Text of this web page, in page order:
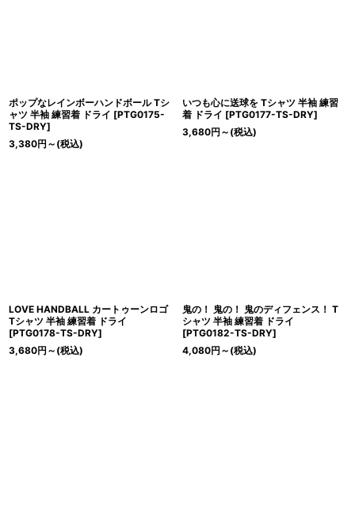
ポップなレインボーハンドボール Tシ
ャツ 半袖 練習着 ドライ [PTG0175-
TS-DRY]
3,380円 ～ (税込)
いつも心に送球を Tシャツ 半袖 練習
着 ドライ [PTG0177-TS-DRY]
3,680円 ～ (税込)
LOVE HANDBALL カートゥーンロゴ
Tシャツ 半袖 練習着 ドライ
[PTG0178-TS-DRY]
3,680円 ～ (税込)
鬼の！ 鬼の！ 鬼のディフェンス！ T
シャツ 半袖 練習着 ドライ
[PTG0182-TS-DRY]
4,080円 ～ (税込)